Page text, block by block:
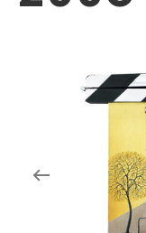
Galerie
O projektu
Aktuální
Aukce